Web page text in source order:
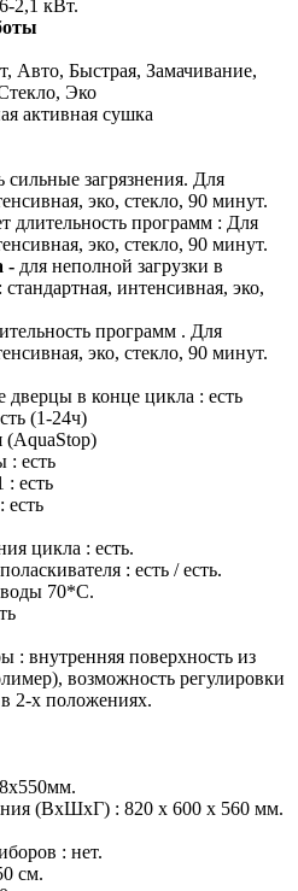
2,1 кВт.
Авто, Быстрая, Замачивание,
Эко
активная сушка
сильные загрязнения. Для
эко, стекло, 90 минут.
длительность программ : Для
эко, стекло, 90 минут.
- для неполной загрузки в
интенсивная, эко,
программ . Для
эко, стекло, 90 минут.
дверцы в конце цикла : есть
(1-24ч)
(AquaStop)
: есть
: есть
есть
цикла : есть.
: есть / есть.
воды 70*С.
: внутренняя поверхность из
возможность регулировки
2-х положениях.
(ВхШхГ) : 820 x 600 x 560 мм.
: нет.
см.